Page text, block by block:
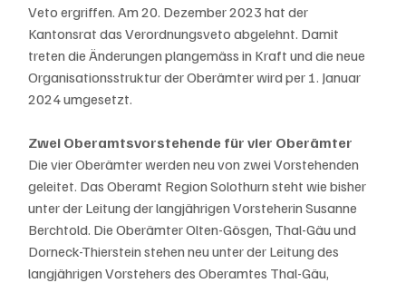
Veto ergriffen. Am 20. Dezember 2023 hat der
Kantonsrat das Verordnungsveto abgelehnt. Damit
treten die Änderungen plangemäss in Kraft und die neue
Organisationsstruktur der Oberämter wird per 1. Januar
2024 umgesetzt.
Zwei Oberamtsvorstehende für vier Oberämter
Die vier Oberämter werden neu von zwei Vorstehenden
geleitet. Das Oberamt Region Solothurn steht wie bisher
unter der Leitung der langjährigen Vorsteherin Susanne
Berchtold. Die Oberämter Olten-Gösgen, Thal-Gäu und
Dorneck-Thierstein stehen neu unter der Leitung des
langjährigen Vorstehers des Oberamtes Thal-Gäu,